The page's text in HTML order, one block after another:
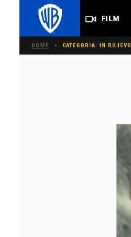
FILM
HOME > CATEGORIA: IN RILIEVO